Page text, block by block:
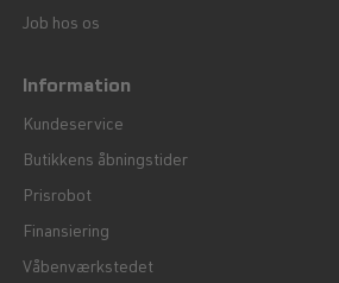
Job hos os
Information
Kundeservice
Butikkens åbningstider
Prisrobot
Finansiering
Våbenværkstedet